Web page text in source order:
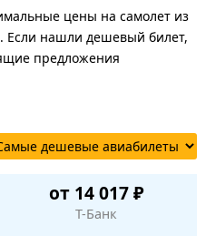
цены на самолет из
Если нашли дешевый билет,
предложения
от 14 017 ₽
Т-Банк